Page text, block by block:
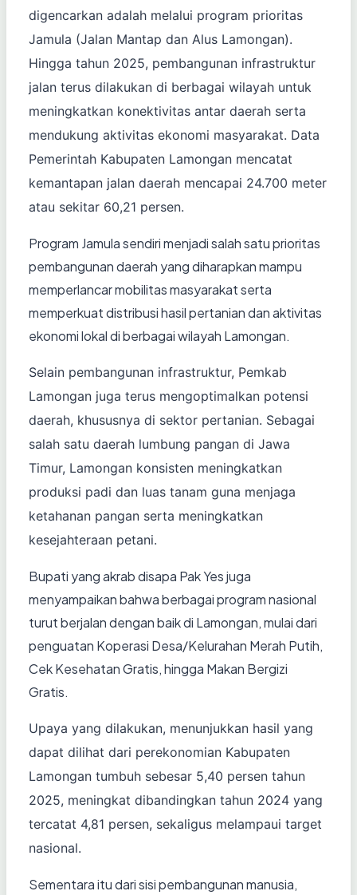
digencarkan adalah melalui program prioritas
Jamula (Jalan Mantap dan Alus Lamongan).
Hingga tahun 2025, pembangunan infrastruktur
jalan terus dilakukan di berbagai wilayah untuk
meningkatkan konektivitas antar daerah serta
mendukung aktivitas ekonomi masyarakat. Data
Pemerintah Kabupaten Lamongan mencatat
kemantapan jalan daerah mencapai 24.700 meter
atau sekitar 60,21 persen.
Program Jamula sendiri menjadi salah satu prioritas
pembangunan daerah yang diharapkan mampu
memperlancar mobilitas masyarakat serta
memperkuat distribusi hasil pertanian dan aktivitas
ekonomi lokal di berbagai wilayah Lamongan.
Selain pembangunan infrastruktur, Pemkab
Lamongan juga terus mengoptimalkan potensi
daerah, khususnya di sektor pertanian. Sebagai
salah satu daerah lumbung pangan di Jawa
Timur, Lamongan konsisten meningkatkan
produksi padi dan luas tanam guna menjaga
ketahanan pangan serta meningkatkan
kesejahteraan petani.
Bupati yang akrab disapa Pak Yes juga
menyampaikan bahwa berbagai program nasional
turut berjalan dengan baik di Lamongan, mulai dari
penguatan Koperasi Desa/Kelurahan Merah Putih,
Cek Kesehatan Gratis, hingga Makan Bergizi
Gratis.
Upaya yang dilakukan, menunjukkan hasil yang
dapat dilihat dari perekonomian Kabupaten
Lamongan tumbuh sebesar 5,40 persen tahun
2025, meningkat dibandingkan tahun 2024 yang
tercatat 4,81 persen, sekaligus melampaui target
nasional.
Sementara itu dari sisi pembangunan manusia,